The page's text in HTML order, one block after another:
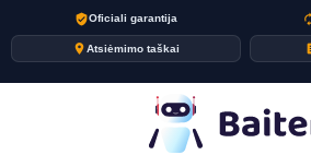
verified_userOficiali garantija
placeAtsiėmimo taškai